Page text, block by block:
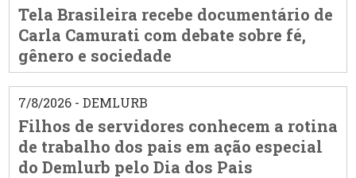
Tela Brasileira recebe documentário de
Carla Camurati com debate sobre fé,
gênero e sociedade
7/8/2026 - DEMLURB
Filhos de servidores conhecem a rotina
de trabalho dos pais em ação especial
do Demlurb pelo Dia dos Pais